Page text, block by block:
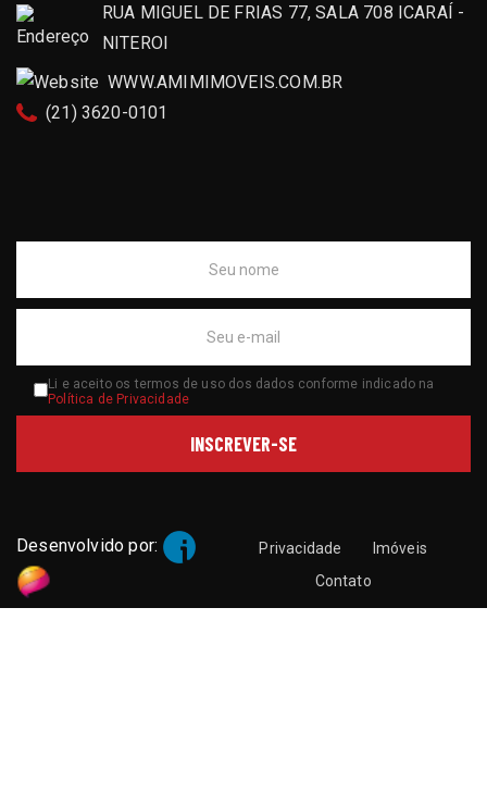
RUA MIGUEL DE FRIAS 77, SALA 708 ICARAÍ -
NITEROI
WWW.AMIMIMOVEIS.COM.BR
(21) 3620-0101
Li e aceito os termos de uso dos dados conforme indicado na
Política de Privacidade
Desenvolvido por: Privacidade
Imóveis
Contato